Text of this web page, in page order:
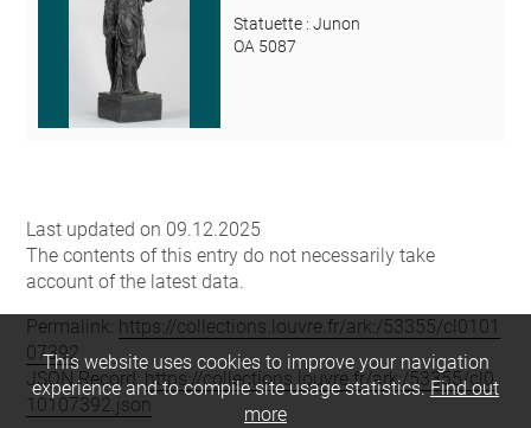
Statuette : Junon
OA 5087
Last updated on 09.12.2025
The contents of this entry do not necessarily take
account of the latest data.
Permalink: https://collections.louvre.fr/ark:/53355/cl0101
07392
JSON Record: https://collections.louvre.fr/ark:/53355/cl0
10107392.json
This website uses cookies to improve your navigation
experience and to compile site usage statistics.Find out
more